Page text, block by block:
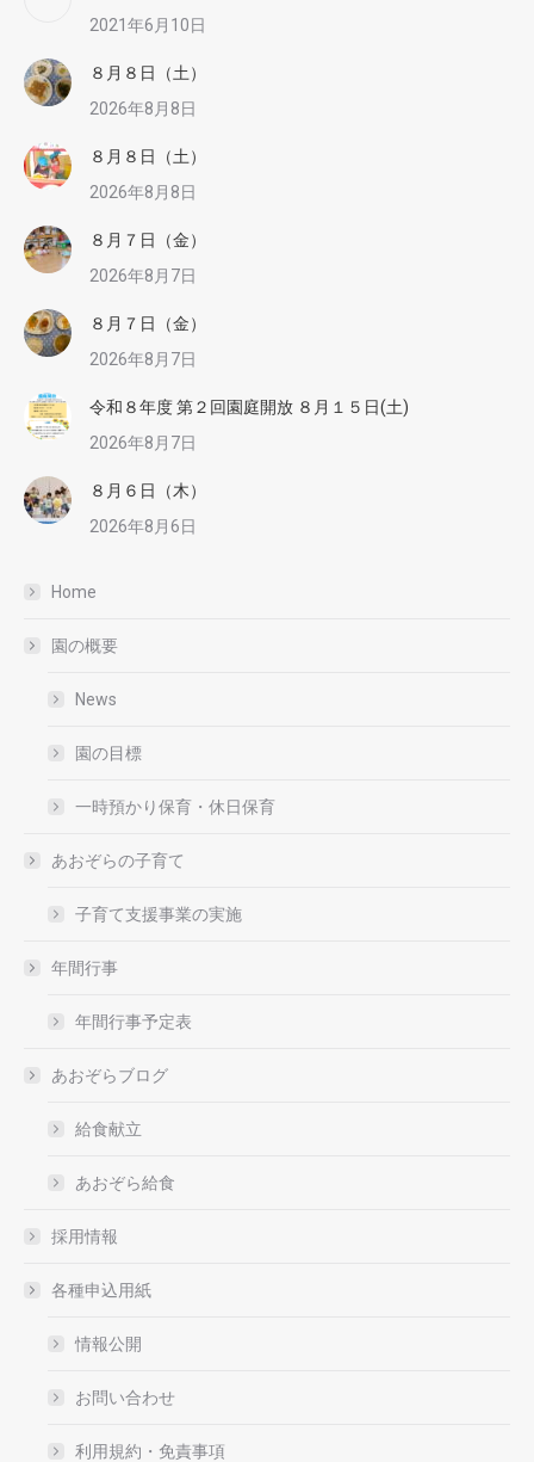
2021年6月10日
８月８日（土）
2026年8月8日
８月８日（土）
2026年8月8日
８月７日（金）
2026年8月7日
８月７日（金）
2026年8月7日
令和８年度 第２回園庭開放 ８月１５日(土)
2026年8月7日
８月６日（木）
2026年8月6日
Home
園の概要
News
園の目標
一時預かり保育・休日保育
あおぞらの子育て
子育て支援事業の実施
年間行事
年間行事予定表
あおぞらブログ
給食献立
あおぞら給食
採用情報
各種申込用紙
情報公開
お問い合わせ
利用規約・免責事項